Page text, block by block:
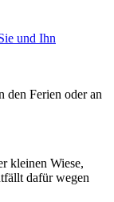
und Ihn
Ferien oder an
kleinen Wiese,
dafür wegen